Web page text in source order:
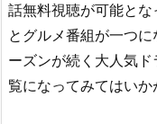
話無料視聴が可能と
とグルメ番組が一つ
ーズンが続く大人気
覧になってみてはいか